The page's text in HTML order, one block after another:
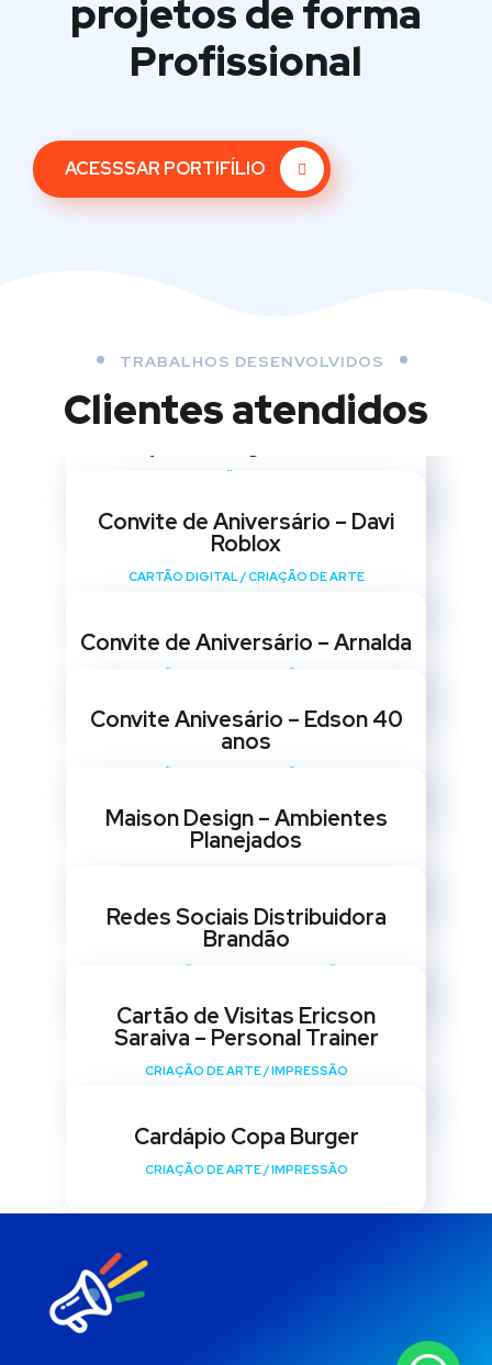
projetosde forma
Profissional
ACESSSAR PORTIFÍLIO
TRABALHOS DESENVOLVIDOS
Clientes atendidos
Convite de Aniversário – Davi
Roblox
CARTÃO DIGITAL/CRIAÇÃO DE ARTE
Convite de Aniversário – Arnalda
Convite Anivesário – Edson 40
anos
Maison Design – Ambientes
Planejados
Redes Sociais Distribuidora
Brandão
Cartão de Visitas Ericson
Saraiva – Personal Trainer
CRIAÇÃO DE ARTE/IMPRESSÃO
Cardápio Copa Burger
CRIAÇÃO DE ARTE/IMPRESSÃO